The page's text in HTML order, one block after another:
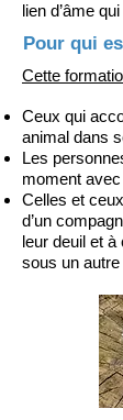
lien d’âme
Pour qui
Cette
Ceux qui
animal dans
Les
moment
Celles et
d’un
leur deuil et
sous un